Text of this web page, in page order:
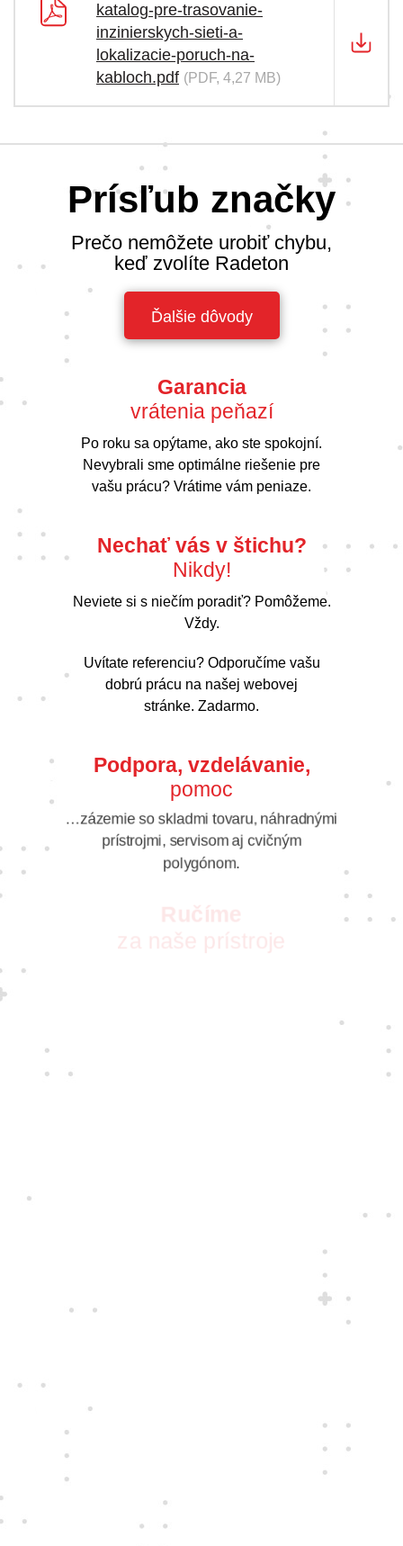
katalog-pre-trasovanie-
inzinierskych-sieti-a-
lokalizacie-poruch-na-
kabloch.pdf (PDF, 4,27 MB)
Prísľub značky
Prečo nemôžete urobiť chybu,
keď zvolíte Radeton
Ďalšie dôvody
Garancia
vrátenia peňazí
Po roku sa opýtame, ako ste spokojní.
Nevybrali sme optimálne riešenie pre
vašu prácu? Vrátime vám peniaze.
Nechať vás v štichu?
Nikdy!
Neviete si s niečím poradiť? Pomôžeme.
Vždy.
Uvítate referenciu? Odporučíme vašu
dobrú prácu na našej webovej
stránke. Zadarmo.
Podpora, vzdelávanie,
pomoc
…zázemie so skladmi tovaru, náhradnými
prístrojmi, servisom aj cvičným
polygónom.
Ručíme
za naše prístroje